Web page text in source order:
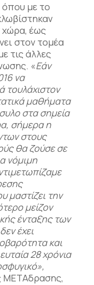
με το
χώρα, έως
στον τομέα
τις άλλες
«Εάν
να
τουλάχιστον
μαθήματα
στα σημεία
σήμερα η
στους
θα ζούσε σε
νόμιμη
μαστίζει την
μείζον
ένταξης των
έχει
και
28 χρόνια
ΜΕΤΑδρασης,